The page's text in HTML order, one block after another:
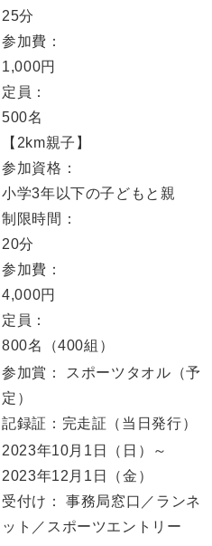
25分
参加費：
1,000円
定員：
500名
【2km親子】
参加資格：
小学3年以下の子どもと親
制限時間：
20分
参加費：
4,000円
定員：
800名（400組）
参加賞： スポーツタオル（予
定）
記録証：完走証（当日発行）
2023年10月1日 （日）
～
2023年12月1日
（金）
受付け： 事務局窓口／ランネ
ット／スポーツエントリー